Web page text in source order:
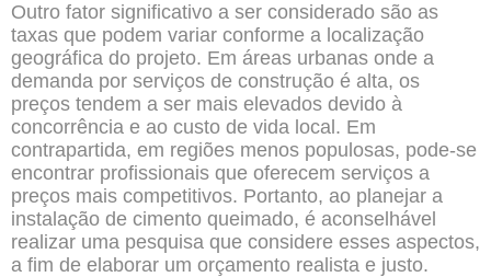
Outro fator significativo a ser considerado são as
taxas que podem variar conforme a localização
geográfica do projeto. Em áreas urbanas onde a
demanda por serviços de construção é alta, os
preços tendem a ser mais elevados devido à
concorrência e ao custo de vida local. Em
contrapartida, em regiões menos populosas, pode-se
encontrar profissionais que oferecem serviços a
preços mais competitivos. Portanto, ao planejar a
instalação de cimento queimado, é aconselhável
realizar uma pesquisa que considere esses aspectos,
a fim de elaborar um orçamento realista e justo.